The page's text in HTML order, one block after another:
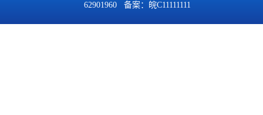
62901960 备案：
皖C11111111